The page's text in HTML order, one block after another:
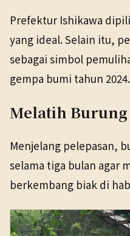
Prefektur Ishikawa
yang ideal. Selain itu,
sebagai simbol
gempa bumi tahun 2024.
Melatih
Menjelang pelepasan,
selama tiga bulan agar
berkembang biak di